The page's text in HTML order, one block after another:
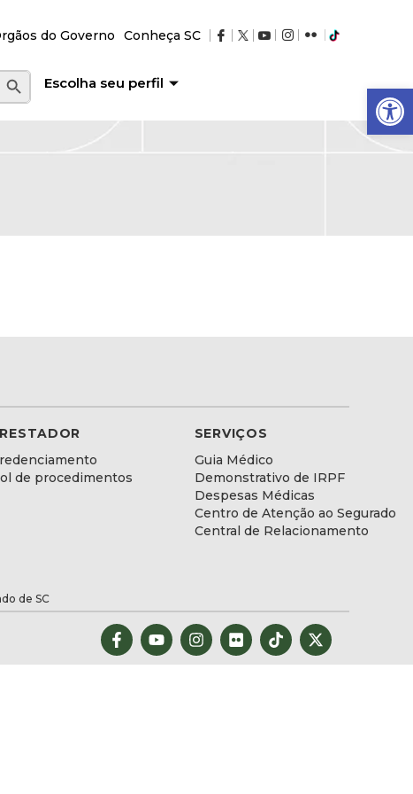
Abrir a barra de ferramentas
do Governo Conheça SC
BUTTON
Escolha seu perfil
de procedimentos
SERVIÇOS
Guia Médico
Demonstrativo de IRPF
Despesas Médicas
Centro de Atenção ao Segurado
Central de Relacionamento
de SC